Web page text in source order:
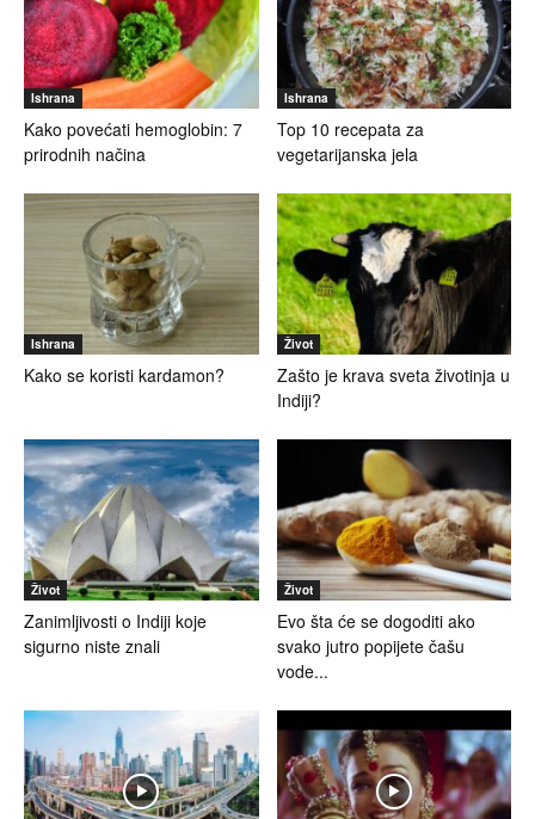
Ishrana
Kako povećati hemoglobin: 7
prirodnih načina
Ishrana
Top 10 recepata za
vegetarijanska jela
Ishrana
Kako se koristi kardamon?
Život
Zašto je krava sveta životinja u
Indiji?
Život
Zanimljivosti o Indiji koje
sigurno niste znali
Život
Evo šta će se dogoditi ako
svako jutro popijete čašu
vode...